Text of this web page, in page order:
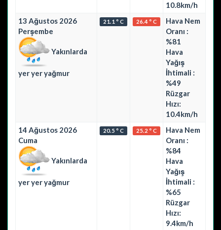
10.8km/h
13 Ağustos 2026
Perşembe
Yakınlarda
yer yer yağmur
21.1 ° C 26.4 ° C
Hava Nem
Oranı :
%81
Hava
Yağış
İhtimali :
%49
Rüzgar
Hızı:
10.4km/h
14 Ağustos 2026
Cuma
Yakınlarda
yer yer yağmur
20.5 ° C 25.2 ° C
Hava Nem
Oranı :
%84
Hava
Yağış
İhtimali :
%65
Rüzgar
Hızı:
9.4km/h